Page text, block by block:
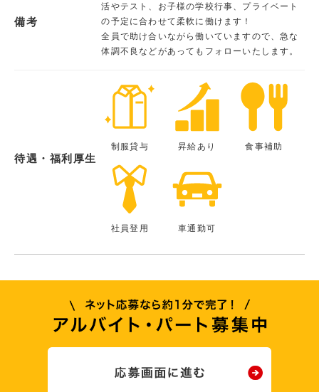
備考
活やテスト、お子様の学校行事、プライベート
の予定に合わせて柔軟に働けます！
全員で助け合いながら働いていますので、急な
体調不良などがあってもフォローいたします。
待遇・福利厚生
制服貸与 昇給あり 食事補助
社員登用 車通勤可